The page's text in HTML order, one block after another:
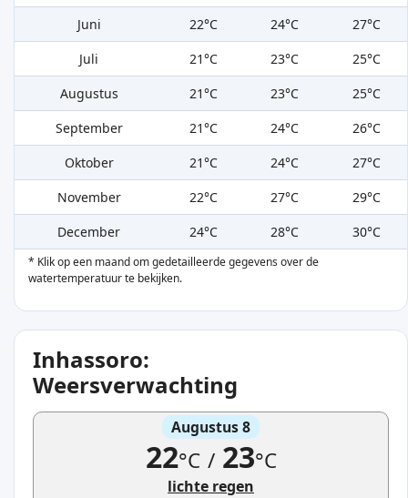
Juni
22°C 24°C
27°C
Juli
21°C 23°C
25°C
Augustus
21°C 23°C
25°C
September
21°C 24°C
26°C
Oktober
21°C 24°C
27°C
November
22°C 27°C
29°C
December
24°C 28°C 30°C
* Klik op een maand om gedetailleerde gegevens over de
watertemperatuur te bekijken.
Inhassoro:
Weersverwachting
Augustus 8
22°C /23°C
lichte regen